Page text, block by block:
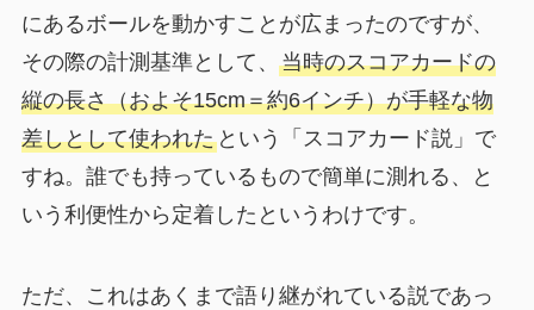
にあるボールを動かすことが広まったのですが、
その際の計測基準として、 当時のスコアカードの
縦の長さ（およそ15cm＝約6インチ）が手軽な物
差しとして使われたという「スコアカード説」で
すね。誰でも持っているもので簡単に測れる、と
いう利便性から定着したというわけです。
ただ、これはあくまで語り継がれている説であっ